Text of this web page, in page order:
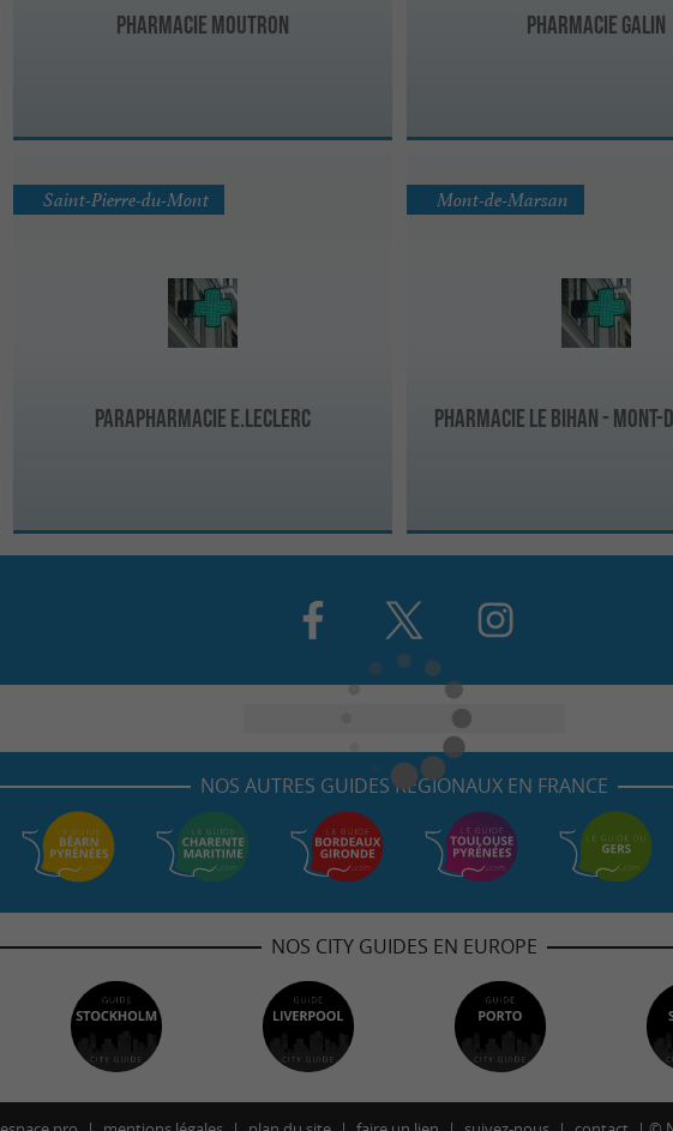
Pharmacie Moutron Pharmacie Galin
Parapharmacie E.Leclerc
Saint-Pierre-du-Mont
Pharmacie Le Bihan -
Mont-de-Marsan
NOS AUTRES GUIDES RÉGIONAUX EN FRANCE
NOS CITY GUIDES EN EUROPE